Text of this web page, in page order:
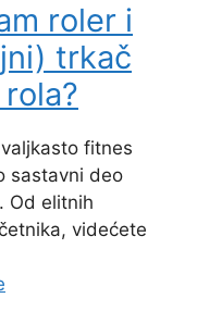
roler i
trkač
fitnes
sastavni deo
Od elitnih
videćete